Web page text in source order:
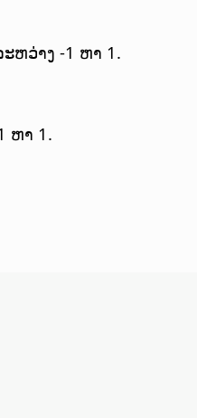
ຫວ່າງ -1 ຫາ 1.
ຫາ 1.